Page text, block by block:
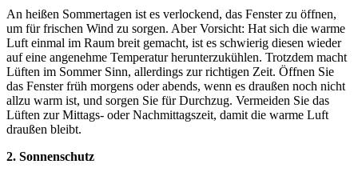
An heißen Sommertagen ist es verlockend, das Fenster zu öffnen,
um für frischen Wind zu sorgen. Aber Vorsicht: Hat sich die warme
Luft einmal im Raum breit gemacht, ist es schwierig diesen wieder
auf eine angenehme Temperatur herunterzukühlen. Trotzdem macht
Lüften im Sommer Sinn, allerdings zur richtigen Zeit. Öffnen Sie
das Fenster früh morgens oder abends, wenn es draußen noch nicht
allzu warm ist, und sorgen Sie für Durchzug. Vermeiden Sie das
Lüften zur Mittags- oder Nachmittagszeit, damit die warme Luft
draußen bleibt.
2. Sonnenschutz